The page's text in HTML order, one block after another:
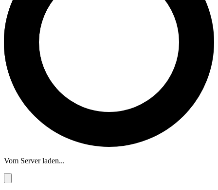
Vom Server laden...